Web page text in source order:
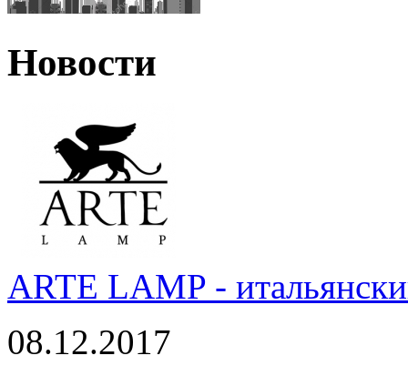
Новости
ARTE LAMP -
08.12.2017